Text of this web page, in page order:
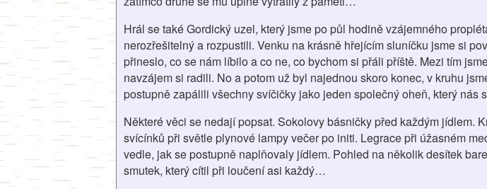
Hrál se také Gordický uzel, který jsme po půl hodině vzájemného
nerozřešitelný a rozpustili. Venku na krásně hřejícím sluníčku jsme si
přineslo, co se nám líbilo a co ne, co bychom si přáli příště. Mezi tím
navzájem si radili. No a potom už byl najednou skoro konec, v kruhu
postupně zapálili všechny svíčičky jako jeden společný oheň, který nás
Některé věci se nedají popsat. Sokolovy básničky před každým jídlem.
svícínků při světle plynové lampy večer po initi. Legrace při úžasném
vedle, jak se postupně naplňovaly jídlem. Pohled na několik desítek
smutek, který cítil při loučení asi každý…